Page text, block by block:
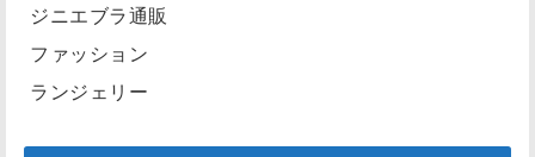
ジニエブラ通販
ファッション
ランジェリー